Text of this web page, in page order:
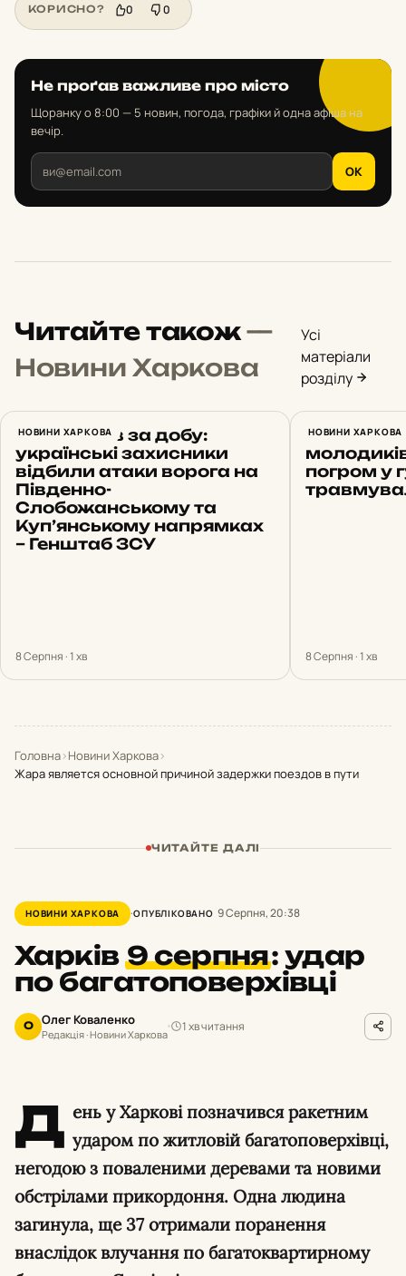
КОРИСНО? 0 0
Не проґав важливе про місто
Щоранку о 8:00 — 5 новин, погода, графіки й одна афіша на
вечір.
OK
Читайте також—
Новини Харкова
Усі
матеріали
розділу
НОВИНИ ХАРКОВА
14 штурмів за добу:
українські захисники
відбили атаки ворога на
Південно-
Слобожанському та
Куп’янському напрямках
– Генштаб ЗСУ
8 Серпня · 1 хв
НОВИНИ ХАРКОВА
У Харкові
погром у
8 Серпня · 1 хв
Головна›Новини Харкова›
Жара является основной причиной задержки поездов в пути
ЧИТАЙТЕ ДАЛІ
НОВИНИ ХАРКОВА ОПУБЛІКОВАНО 9 Серпня, 20:38
Харків9 серпня: удар
по багатоповерхівці
О Олег Коваленко
Редакція · Новини Харкова
1 хв читання
Д ень у Харкові позначився ракетним
ударом по житловій багатоповерхівці,
негодою з поваленими деревами та новими
обстрілами прикордоння. Одна людина
загинула, ще 37 отримали поранення
внаслідок влучання по багатоквартирному